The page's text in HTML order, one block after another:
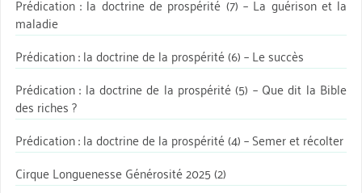
Prédication : la doctrine de prospérité (7) – La guérison et la
maladie
Prédication : la doctrine de la prospérité (6) – Le succès
Prédication : la doctrine de la prospérité (5) – Que dit la Bible
des riches ?
Prédication : la doctrine de la prospérité (4) – Semer et récolter
Cirque Longuenesse Générosité 2025 (2)